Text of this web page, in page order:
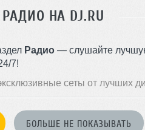
РАДИО НА DJ.RU
Радио — слушайте
7!
сеты от лучших
БОЛЬШЕ НЕ ПОКАЗЫВАТЬ
me SRL